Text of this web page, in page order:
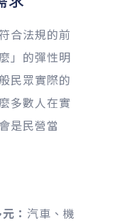
合法規的前
」的彈性明
民眾實際的
多數人在實
是民營當
： 汽車、機